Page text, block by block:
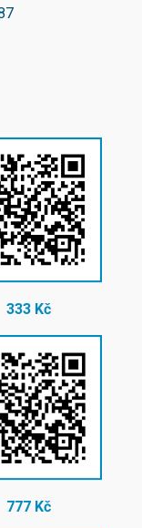
333 Kč
777 Kč